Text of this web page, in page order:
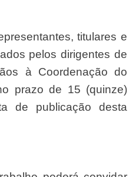
pelos dirigentes de
à Coordenação do
prazo de 15 (quinze)
de publicação desta